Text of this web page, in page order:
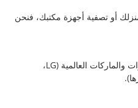
أو تصفية أجهزة مكتبك، فنحن
بجميع القدرات والماركات العالمية (LG،